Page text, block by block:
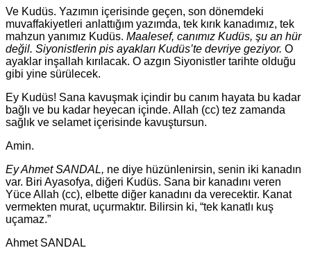
Ve Kudüs. Yazımın içerisinde geçen, son dönemdeki
muvaffakiyetleri anlattığım yazımda, tek kırık kanadımız, tek
mahzun yanımız Kudüs. Maalesef, canımız Kudüs, şu an hür
değil. Siyonistlerin pis ayakları Kudüs’te devriye geziyor. O
ayaklar inşallah kırılacak. O azgın Siyonistler tarihte olduğu
gibi yine sürülecek.
Ey Kudüs! Sana kavuşmak içindir bu canım hayata bu kadar
bağlı ve bu kadar heyecan içinde. Allah (cc) tez zamanda
sağlık ve selamet içerisinde kavuştursun.
Amin.
Ey Ahmet SANDAL, ne diye hüzünlenirsin, senin iki kanadın
var. Biri Ayasofya, diğeri Kudüs. Sana bir kanadını veren
Yüce Allah (cc), elbette diğer kanadını da verecektir. Kanat
vermekten murat, uçurmaktır. Bilirsin ki, “tek kanatlı kuş
uçamaz.”
Ahmet SANDAL